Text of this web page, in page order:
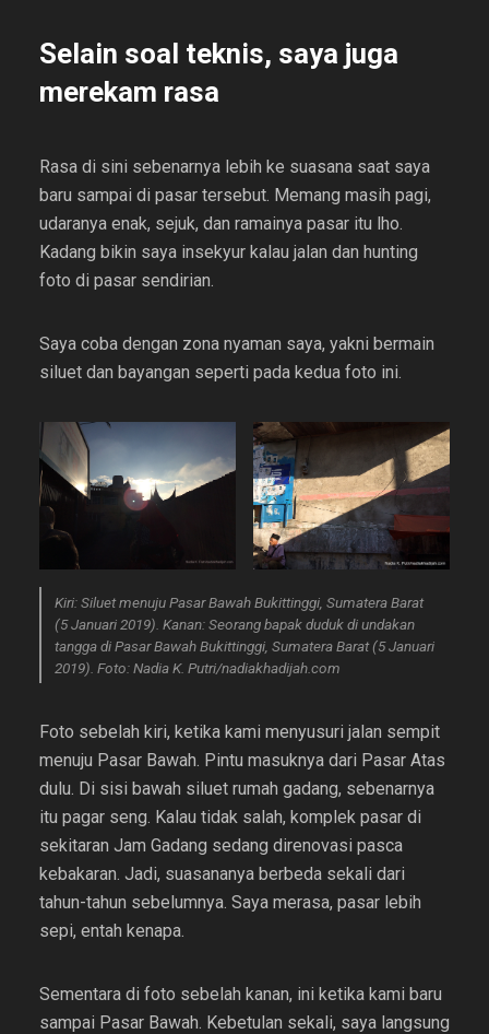
Selain soal teknis, saya juga
merekam rasa
Rasa di sini sebenarnya lebih ke suasana saat saya
baru sampai di pasar tersebut. Memang masih pagi,
udaranya enak, sejuk, dan ramainya pasar itu lho.
Kadang bikin saya insekyur kalau jalan dan hunting
foto di pasar sendirian.
Saya coba dengan zona nyaman saya, yakni bermain
siluet dan bayangan seperti pada kedua foto ini.
Kiri:Siluet menuju Pasar Bawah Bukittinggi, Sumatera Barat
(5 Januari 2019). Kanan:Seorang bapak duduk di undakan
tangga di Pasar Bawah Bukittinggi, Sumatera Barat (5 Januari
2019). Foto: Nadia K. Putri/nadiakhadijah.com
Foto sebelah kiri, ketika kami menyusuri jalan sempit
menuju Pasar Bawah. Pintu masuknya dari Pasar Atas
dulu. Di sisi bawah siluet rumah gadang, sebenarnya
itu pagar seng. Kalau tidak salah, komplek pasar di
sekitaran Jam Gadang sedang direnovasi pasca
kebakaran. Jadi, suasananya berbeda sekali dari
tahun-tahun sebelumnya. Saya merasa, pasar lebih
sepi, entah kenapa.
Sementara di foto sebelah kanan, ini ketika kami baru
sampai Pasar Bawah. Kebetulan sekali, saya langsung